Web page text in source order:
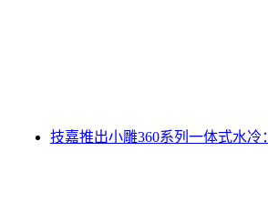
技嘉推出小雕360系列一体式水冷：